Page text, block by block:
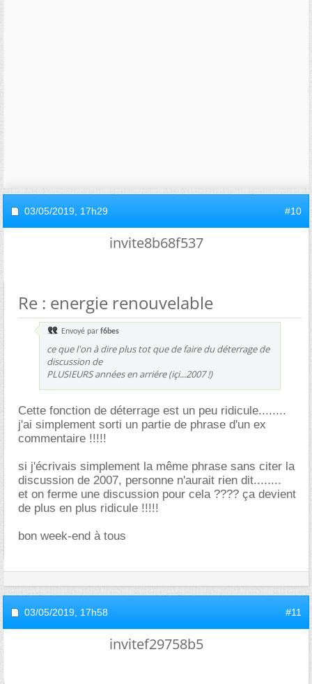
03/05/2019, 17h29 #10
invite8b68f537
Re : energie renouvelable
Envoyé par f6bes
ce que l'on à dire plus tot que de faire du déterrage de
discussion de
PLUSIEURS années en arriére (içi...2007 !)
Cette fonction de déterrage est un peu ridicule........
j'ai simplement sorti un partie de phrase d'un ex
commentaire !!!!!
si j'écrivais simplement la même phrase sans citer la
discussion de 2007, personne n'aurait rien dit........
et on ferme une discussion pour cela ???? ça devient
de plus en plus ridicule !!!!!
bon week-end à tous
03/05/2019, 17h58 #11
invitef29758b5